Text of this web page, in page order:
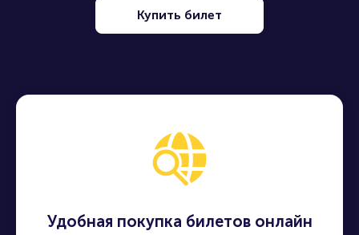
Купить билет
Удобная покупка билетов онлайн